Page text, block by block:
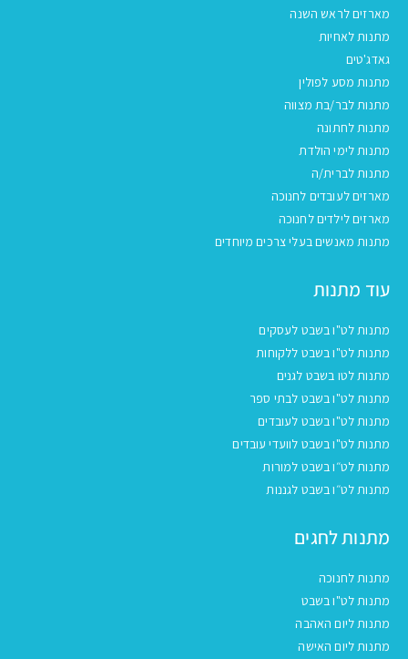
מארזים לראש השנה
מתנות לאחיות
גאדג'טים
מתנות מסע לפולין
מתנות לבר/בת מצווה
מתנות לחתונה
מתנות לימי הולדת
מתנות לברית/ה
מארזים לעובדים לחנוכה
מארזים לילדים לחנוכה
מתנות מאנשים בעלי צרכים מיוחדים
עוד מתנות
מתנות לט"ו בשבט לעסקים
מתנות לט"ו בשבט ללקוחות
מתנות לטו בשבט לגנים
מתנות לט"ו בשבט לבתי ספר
מתנות לט"ו בשבט לעובדים
מתנות לט"ו בשבט לוועדי עובדים
מתנות לט״ו בשבט למורות
מתנות לט״ו בשבט לגננות
מתנות לחגים
מתנות לחנוכה
מתנות לט"ו בשבט
מתנות ליום האהבה
מתנות ליום האישה